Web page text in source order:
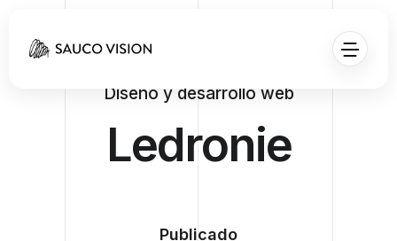
Diseño y desarrollo web
Ledronie
Publicado